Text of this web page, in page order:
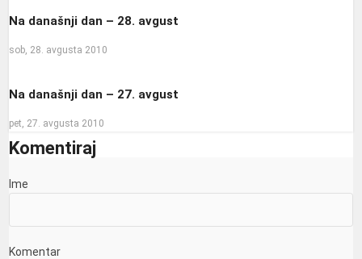
Na današnji dan – 28. avgust
sob, 28. avgusta 2010
Na današnji dan – 27. avgust
pet, 27. avgusta 2010
Komentiraj
Ime
Komentar